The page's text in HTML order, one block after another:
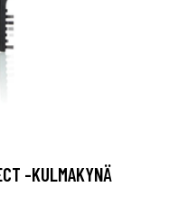
-KULMAKYNÄ